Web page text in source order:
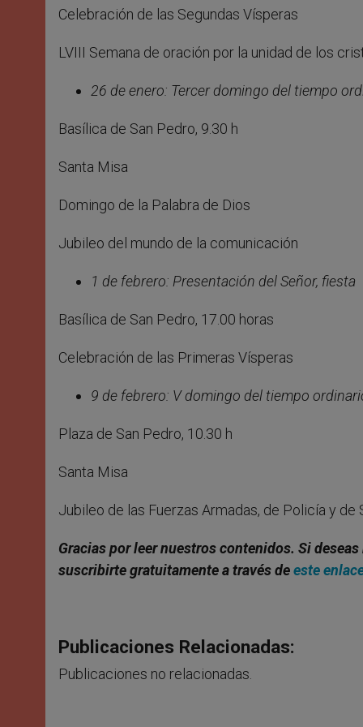
Celebración de las Segundas Vísperas
LVIII Semana de oración por la unidad de los
26 de enero: Tercer domingo del tiempo
Basílica de San Pedro, 9.30 h
Santa Misa
Domingo de la Palabra de Dios
Jubileo del mundo de la comunicación
1 de febrero: Presentación del Señor, fiesta
Basílica de San Pedro, 17.00 horas
Celebración de las Primeras Vísperas
9 de febrero: V domingo del tiempo
Plaza de San Pedro, 10.30 h
Santa Misa
Jubileo de las Fuerzas Armadas, de Policía y de
Gracias por leer nuestros contenidos. Si
suscribirte gratuitamente a través deeste
Publicaciones Relacionadas:
Publicaciones no relacionadas.